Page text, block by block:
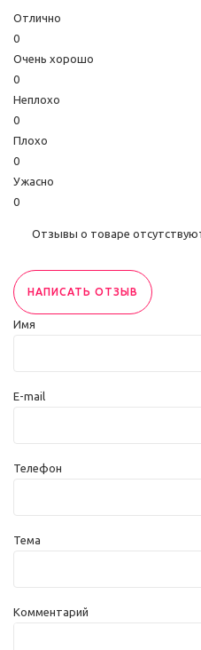
Отлично
0
Очень хорошо
0
Неплохо
0
Плохо
0
Ужасно
0
Отзывы о товаре
НАПИСАТЬ ОТЗЫВ
Имя
E-mail
Телефон
Тема
Комментарий